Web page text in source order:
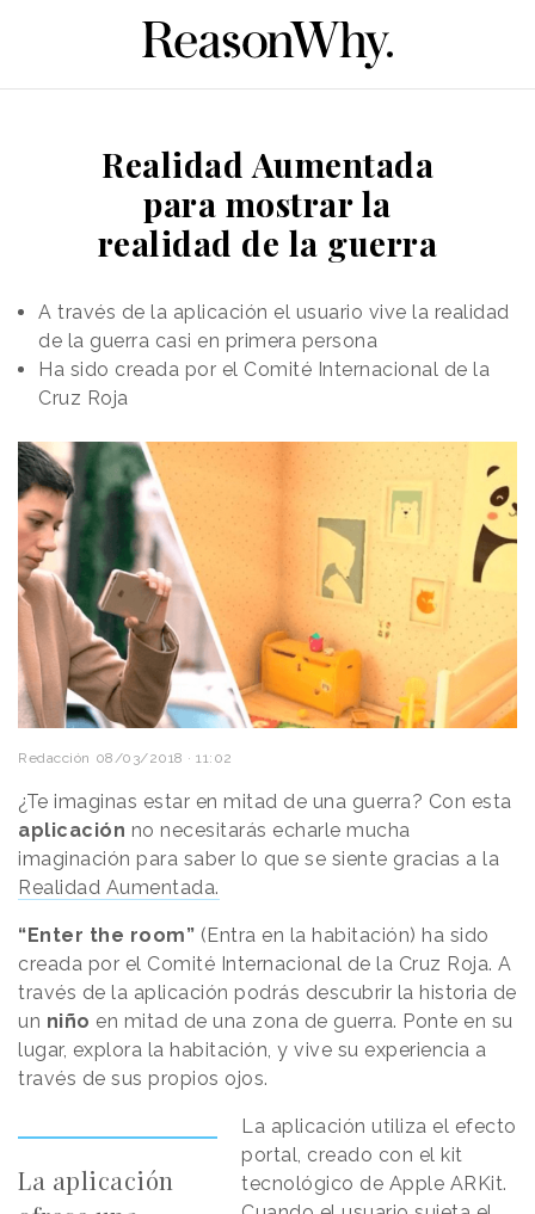
Realidad Aumentada
para mostrar la
realidad de la guerra
A través de la aplicación el usuario vive la realidad
de la guerra casi en primera persona
Ha sido creada por el Comité Internacional de la
Cruz Roja
Redacción 08/03/2018 · 11:02
¿Te imaginas estar en mitad de una guerra? Con esta
aplicación no necesitarás echarle mucha
imaginación para saber lo que se siente gracias a la
Realidad Aumentada.
“Enter the room” (Entra en la habitación) ha sido
creada por el Comité Internacional de la Cruz Roja. A
través de la aplicación podrás descubrir la historia de
un niño en mitad de una zona de guerra. Ponte en su
lugar, explora la habitación, y vive su experiencia a
través de sus propios ojos.
La aplicación
La aplicación utiliza el efecto
portal, creado con el kit
tecnológico de Apple ARKit.